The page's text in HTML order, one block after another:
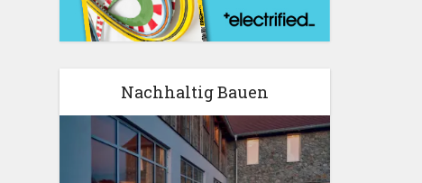
Nachhaltig Bauen